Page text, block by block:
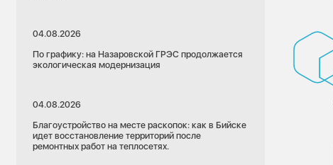
04.08.2026
По графику: на Назаровской ГРЭС продолжается
экологическая модернизация
04.08.2026
Благоустройство на месте раскопок: как в Бийске
идет восстановление территорий после
ремонтных работ на теплосетях.